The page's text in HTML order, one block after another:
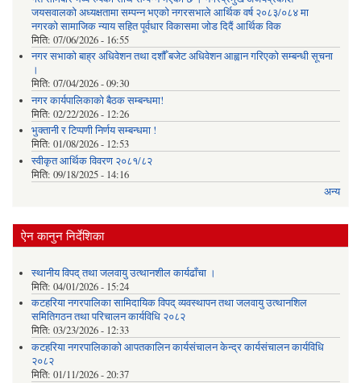
जयसवालको अध्यक्षतामा सम्पन्न भएको नगरसभाले आर्थिक वर्ष २०८३/०८४ मा
नगरको सामाजिक न्याय सहित पूर्वधार विकासमा जोड दिदैं आर्थिक विक
मिति: 07/06/2026 - 16:55
नगर सभाको बाह्र अधिवेशन तथा दशौँ बजेट अधिवेशन आह्वान गरिएको सम्बन्धी सूचना
।
मिति: 07/04/2026 - 09:30
नगर कार्यपालिकाको बैठक सम्बन्धमा!
मिति: 02/22/2026 - 12:26
भुक्तानी र टिप्पणी निर्णय सम्बन्धमा !
मिति: 01/08/2026 - 12:53
स्वीकृत आर्थिक विवरण २०८१/८२
मिति: 09/18/2025 - 14:16
अन्य
ऐन कानुन निर्देशिका
स्थानीय विपद् तथा जलवायु उत्थानशील कार्यढाँचा ।
मिति: 04/01/2026 - 15:24
कटहरिया नगरपालिका सामिदायिक विपद् व्यवस्थापन तथा जलवायु उत्थानशिल
समितिगठन तथा परिचालन कार्यविधि २०८२
मिति: 03/23/2026 - 12:33
कटहरिया नगरपालिकाको आपतकालिन कार्यसंचालन केन्द्र कार्यसंचालन कार्यविधि
२०८२
मिति: 01/11/2026 - 20:37